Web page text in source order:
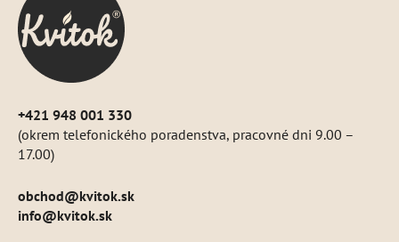
+421 948 001 330
(okrem telefonického poradenstva, pracovné dni 9.00 –
17.00)
obchod@kvitok.sk
info@kvitok.sk